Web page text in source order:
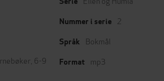
6-9
Nummer i serie 2
Språk Bokmål
Format mp3